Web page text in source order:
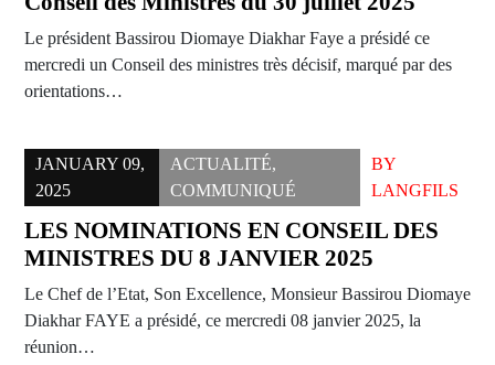
Le président Bassirou Diomaye Diakhar Faye a présidé ce
mercredi un Conseil des ministres très décisif, marqué par des
orientations…
JANUARY 09,
2025
ACTUALITÉ,
COMMUNIQUÉ
BY
LANGFILS
LES NOMINATIONS EN CONSEIL DES
MINISTRES DU 8 JANVIER 2025
Le Chef de l’Etat, Son Excellence, Monsieur Bassirou Diomaye
Diakhar FAYE a présidé, ce mercredi 08 janvier 2025, la
réunion…